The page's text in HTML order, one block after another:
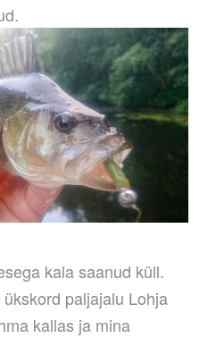
kala saanud küll.
paljajalu Lohja
kallas ja mina